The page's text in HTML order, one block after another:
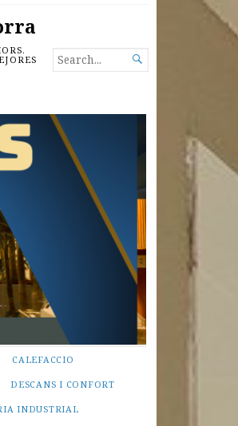
SEARCH
FOR...

CALEFACCIO
DESCANS I CONFORT
INDUSTRIAL